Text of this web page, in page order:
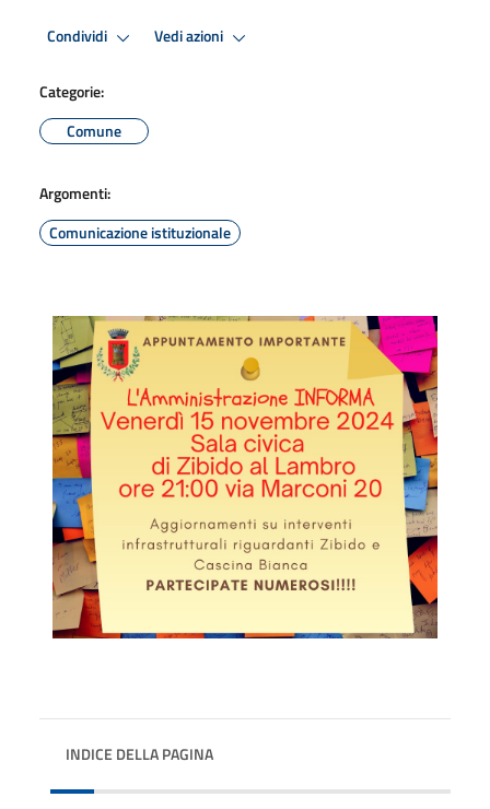
Condividi Vedi azioni
Categorie:
Comune
Argomenti:
Comunicazione istituzionale
INDICE DELLA PAGINA